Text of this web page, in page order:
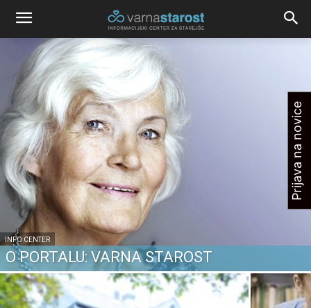
INFO CENTER
O PORTALU: VARNA STAROST
Prijava na novice